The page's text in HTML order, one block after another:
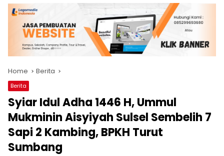
Home Berita
Berita
Syiar Idul Adha 1446 H, Ummul
Mukminin Aisyiyah Sulsel Sembelih 7
Sapi 2 Kambing, BPKH Turut
Sumbang